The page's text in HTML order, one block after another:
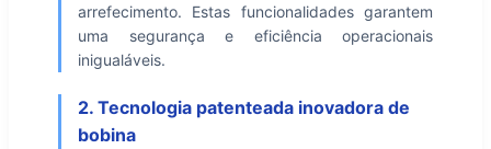
arrefecimento. Estas funcionalidades garantem
uma segurança e eficiência operacionais
inigualáveis.
2. Tecnologia patenteada inovadora de
bobina